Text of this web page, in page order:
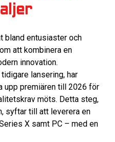
bland entusiaster och
att kombinera en
innovation.
lansering, har
upp premiären till 2026 för
möts. Detta steg,
syftar till att leverera en
X samt PC – med en